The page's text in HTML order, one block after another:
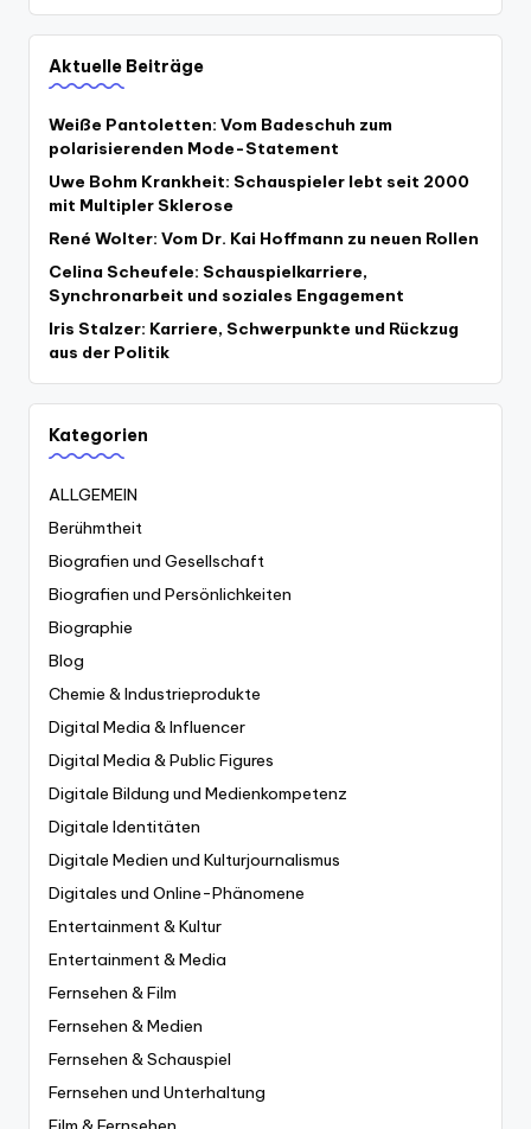
Aktuelle Beiträge
Weiße Pantoletten: Vom Badeschuh zum
polarisierenden Mode-Statement
Uwe Bohm Krankheit: Schauspieler lebt seit 2000
mit Multipler Sklerose
René Wolter: Vom Dr. Kai Hoffmann zu neuen Rollen
Celina Scheufele: Schauspielkarriere,
Synchronarbeit und soziales Engagement
Iris Stalzer: Karriere, Schwerpunkte und Rückzug
aus der Politik
Kategorien
ALLGEMEIN
Berühmtheit
Biografien und Gesellschaft
Biografien und Persönlichkeiten
Biographie
Blog
Chemie & Industrieprodukte
Digital Media & Influencer
Digital Media & Public Figures
Digitale Bildung und Medienkompetenz
Digitale Identitäten
Digitale Medien und Kulturjournalismus
Digitales und Online-Phänomene
Entertainment & Kultur
Entertainment & Media
Fernsehen & Film
Fernsehen & Medien
Fernsehen & Schauspiel
Fernsehen und Unterhaltung